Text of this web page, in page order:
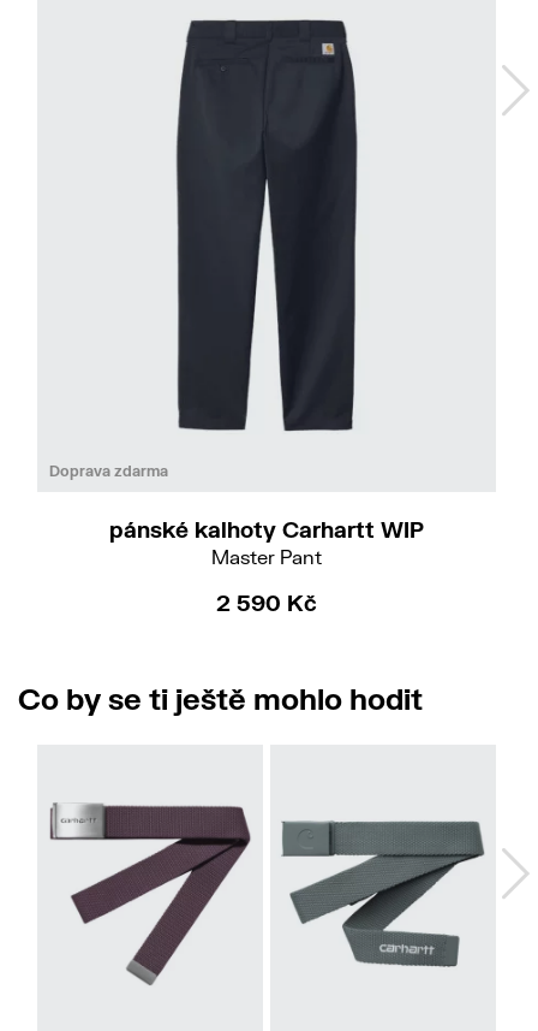
Doprava zdarma
pánské kalhoty Carhartt WIP
Master Pant
2 590 Kč
Co by se ti ještě mohlo hodit